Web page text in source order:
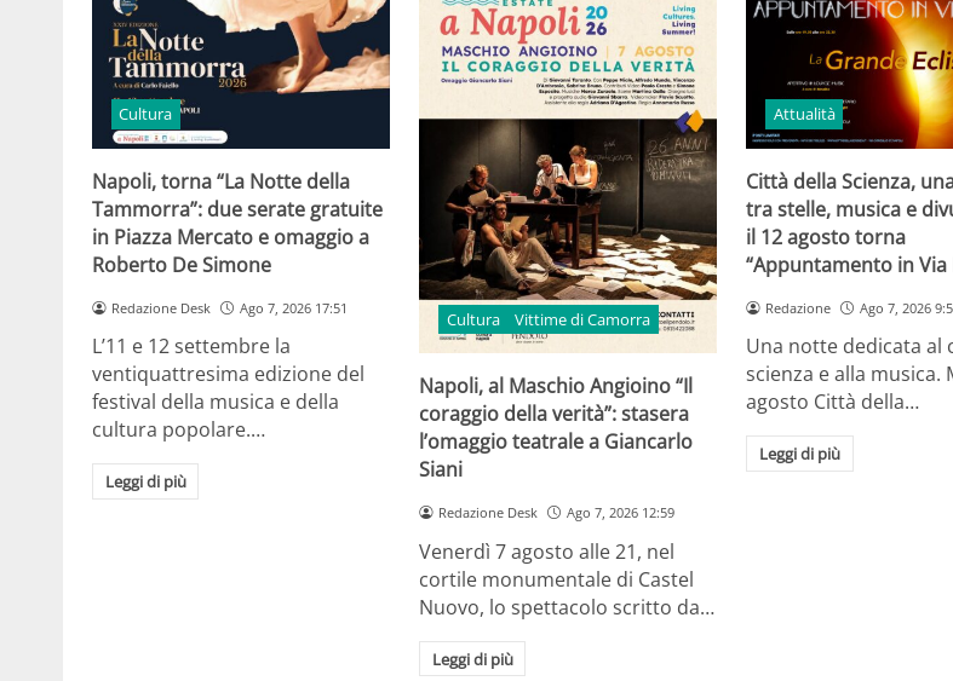
Cultura
Napoli, torna “La Notte della
Tammorra”: due serate gratuite
in Piazza Mercato e omaggio a
Roberto De Simone
Redazione Desk Ago 7, 2026 17:51
L’11 e 12 settembre la
ventiquattresima edizione del
festival della musica e della
cultura popolare.…
Leggi di più
Cultura Vittime di Camorra
Napoli, al Maschio Angioino “Il
coraggio della verità”: stasera
l’omaggio teatrale a Giancarlo
Siani
Redazione Desk Ago 7, 2026 12:59
Venerdì 7 agosto alle 21, nel
cortile monumentale di Castel
Nuovo, lo spettacolo scritto da…
Leggi di più
Attualità
Città della Scienza,
tra stelle, musica e
il 12 agosto torna
“Appuntamento in Via
Redazione Ago 7, 2026
Una notte dedicata al
scienza e alla musica.
agosto Città della…
Leggi di più